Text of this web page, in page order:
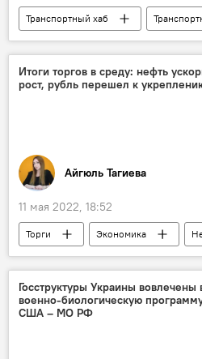
Транспортный хаб
Грузоперевозки
Экономика
Политика
Азербайджан
Итоги торгов в среду: нефть
рост, рубль перешел к
Айгюль Тагиева
11 мая 2022, 18:52
Торги Экономика
Рубль
Госструктуры Украины вовлечены
военно-биологическую
США – МО РФ